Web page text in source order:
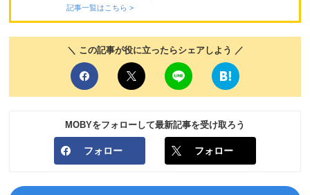
記事一覧はこちら >
＼ この記事が役に立ったらシェアしよう ／
MOBYをフォローして最新記事を受け取ろう
フォロー フォロー